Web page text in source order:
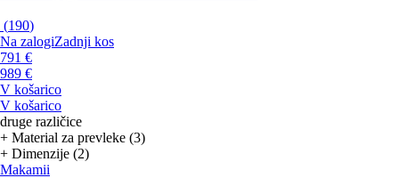
(190)
Na zalogiZadnji kos
791 €
989 €
V košarico
V košarico
druge različice
+ Material za prevleke (3)
+ Dimenzije (2)
Makamii